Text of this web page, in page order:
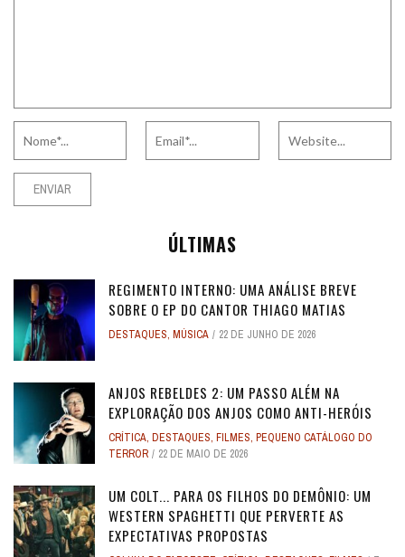
ÚLTIMAS
REGIMENTO INTERNO: UMA ANÁLISE BREVE
SOBRE O EP DO CANTOR THIAGO MATIAS
DESTAQUES, MÚSICA 22 DE JUNHO DE 2026
ANJOS REBELDES 2: UM PASSO ALÉM NA
EXPLORAÇÃO DOS ANJOS COMO ANTI-HERÓIS
CRÍTICA, DESTAQUES, FILMES, PEQUENO CATÁLOGO DO
TERROR
22 DE MAIO DE 2026
UM COLT... PARA OS FILHOS DO DEMÔNIO: UM
WESTERN SPAGHETTI QUE PERVERTE AS
EXPECTATIVAS PROPOSTAS